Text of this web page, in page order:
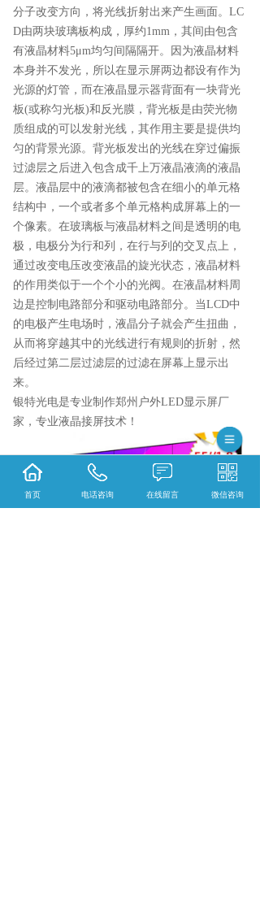
分子改变方向，将光线折射出来产生画面。LC
D由两块玻璃板构成，厚约1mm，其间由包含
有液晶材料5μm均匀间隔隔开。因为液晶材料
本身并不发光，所以在显示屏两边都设有作为
光源的灯管，而在液晶显示器背面有一块背光
板(或称匀光板)和反光膜，背光板是由荧光物
质组成的可以发射光线，其作用主要是提供均
匀的背景光源。背光板发出的光线在穿过偏振
过滤层之后进入包含成千上万液晶液滴的液晶
层。液晶层中的液滴都被包含在细小的单元格
结构中，一个或者多个单元格构成屏幕上的一
个像素。在玻璃板与液晶材料之间是透明的电
极，电极分为行和列，在行与列的交叉点上，
通过改变电压改变液晶的旋光状态，液晶材料
的作用类似于一个个小的光阀。在液晶材料周
边是控制电路部分和驱动电路部分。当LCD中
的电极产生电场时，液晶分子就会产生扭曲，
从而将穿越其中的光线进行有规则的折射，然
后经过第二层过滤层的过滤在屏幕上显示出
来。
银特光电是专业制作郑州户外LED显示屏厂
家，专业液晶接屏技术！
首页 电话咨询 在线留言 微信咨询